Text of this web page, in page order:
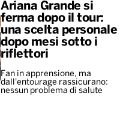
Ariana Grande si
ferma dopo il tour:
una scelta personale
dopo mesi sotto i
riflettori
Fan in apprensione, ma
dall'entourage rassicurano:
nessun problema di salute